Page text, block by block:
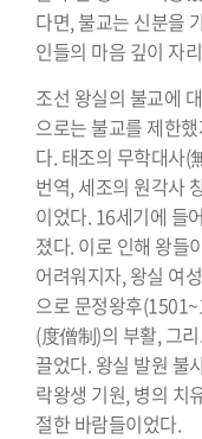
다면, 불교는 신분을
인들의 마음 깊이 자
조선 왕실의 불교에
으로는 불교를 제한
다. 태조의 무학대사(
번역, 세조의 원각사
이었다. 16세기에 들
졌다. 이로 인해 왕들
어려워지자, 왕실 여
으로 문정왕후
(度僧制)의 부활, 그
끌었다. 왕실 발원 불
락왕생 기원, 병의 치
절한 바람들이었다.